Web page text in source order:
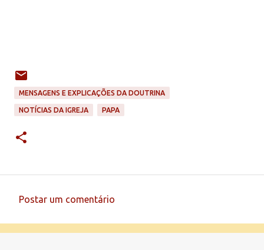
MENSAGENS E EXPLICAÇÕES DA DOUTRINA
NOTÍCIAS DA IGREJA PAPA
Postar um comentário